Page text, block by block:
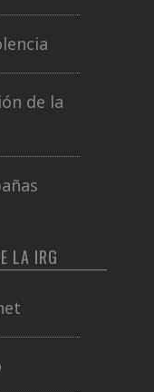
de la
LA IRG